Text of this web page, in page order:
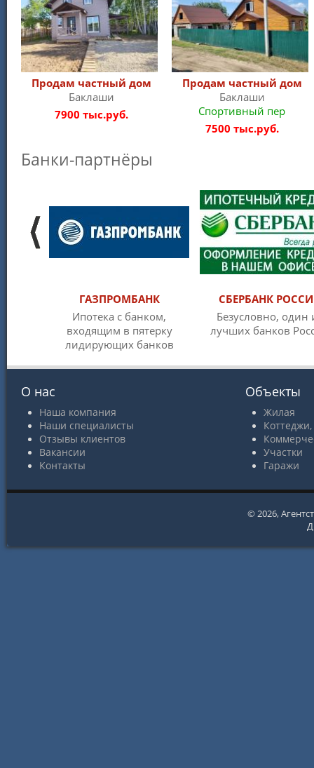
Продам частный дом
Баклаши
7900 тыс.руб.
Продам частный дом
Баклаши
Спортивный пер
7500 тыс.руб.
Банки-партнёры
ГАЗПРОМБАНК
Ипотека с банком,
входящим в пятерку
лидирующих банков
СБЕРБАНК
Безусловно, один
лучших банков
О нас
Наша компания
Наши специалисты
Отзывы клиентов
Вакансии
Контакты
Объекты
Жилая
Участки
Гаражи
© 2026,